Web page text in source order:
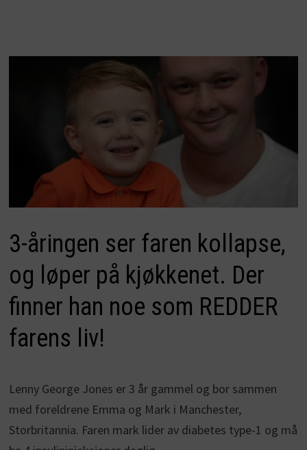
3-åringen ser faren kollapse,
og løper på kjøkkenet. Der
finner han noe som REDDER
farens liv!
Lenny George Jones er 3 år gammel og bor sammen
med foreldrene Emma og Mark i Manchester,
Storbritannia. Faren mark lider av diabetes type-1 og må